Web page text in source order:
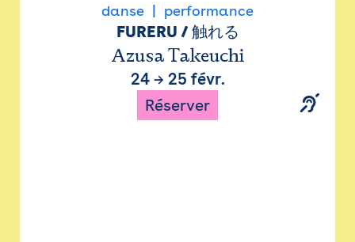
danse performance
FURERU / 触れる
Azusa Takeuchi
24→ 25 févr.
Réserver